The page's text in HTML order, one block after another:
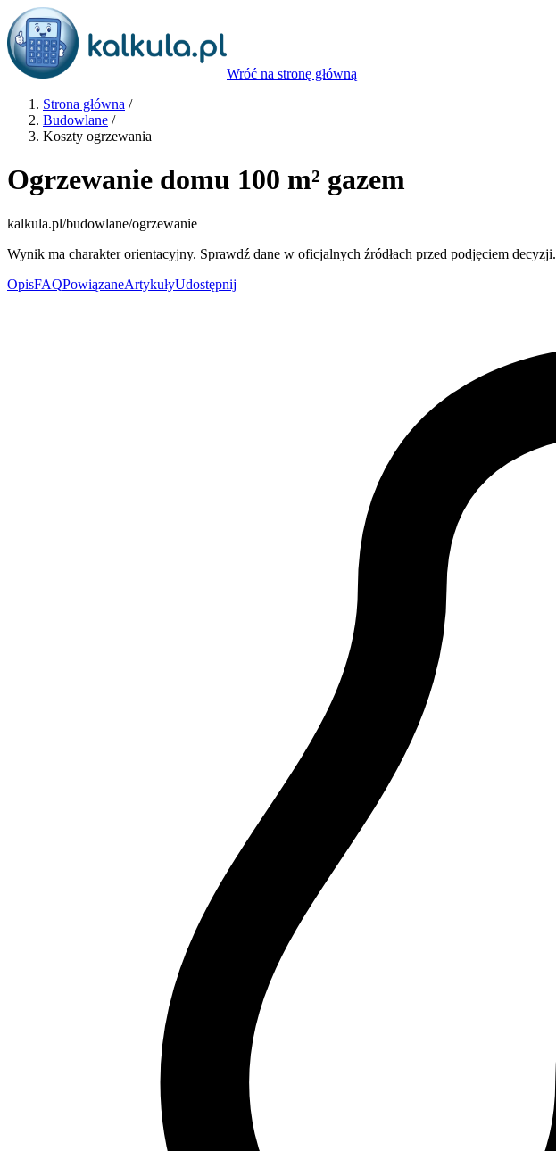
Wróć na stronę główną
Strona główna /
Budowlane /
Koszty ogrzewania
Ogrzewanie domu 100 m² gazem
kalkula.pl/budowlane/ogrzewanie
Wynik ma charakter orientacyjny. Sprawdź dane w oficjalnych źródłach przed podjęciem decyzji.
OpisFAQPowiązaneArtykułyUdostępnij